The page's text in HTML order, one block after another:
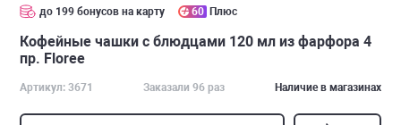
до 199 бонусов на карту 60 Плюс
Кофейные чашки с блюдцами 120 мл из фарфора 4
пр. Floree
Артикул: 3671 Заказали 96 раз Наличие в магазинах